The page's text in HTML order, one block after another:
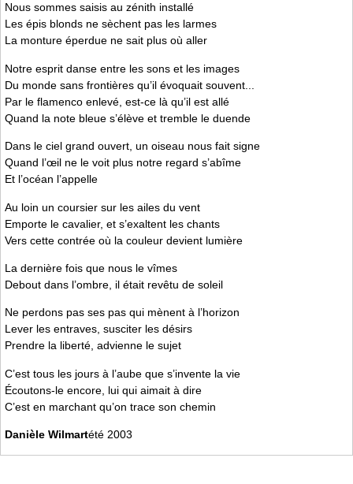
Nous sommes saisis au zénith installé
Les épis blonds ne sèchent pas les larmes
La monture éperdue ne sait plus où aller
Notre esprit danse entre les sons et les images
Du monde sans frontières qu’il évoquait souvent...
Par le flamenco enlevé, est-ce là qu’il est allé
Quand la note bleue s’élève et tremble le duende
Dans le ciel grand ouvert, un oiseau nous fait signe
Quand l’œil ne le voit plus notre regard s’abîme
Et l’océan l’appelle
Au loin un coursier sur les ailes du vent
Emporte le cavalier, et s’exaltent les chants
Vers cette contrée où la couleur devient lumière
La dernière fois que nous le vîmes
Debout dans l’ombre, il était revêtu de soleil
Ne perdons pas ses pas qui mènent à l’horizon
Lever les entraves, susciter les désirs
Prendre la liberté, advienne le sujet
C’est tous les jours à l’aube que s’invente la vie
Écoutons-le encore, lui qui aimait à dire
C’est en marchant qu’on trace son chemin
Danièle Wilmartété 2003